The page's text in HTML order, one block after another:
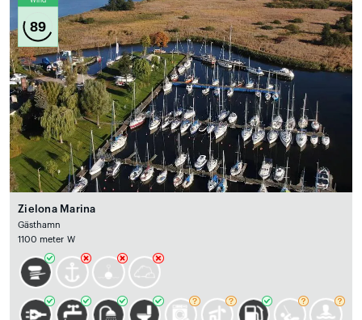
89
Zielona Marina
Gästhamn
1100 meter W